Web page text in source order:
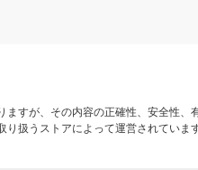
すが、その内容の正確性、安全性、
扱うストアによって運営されてい